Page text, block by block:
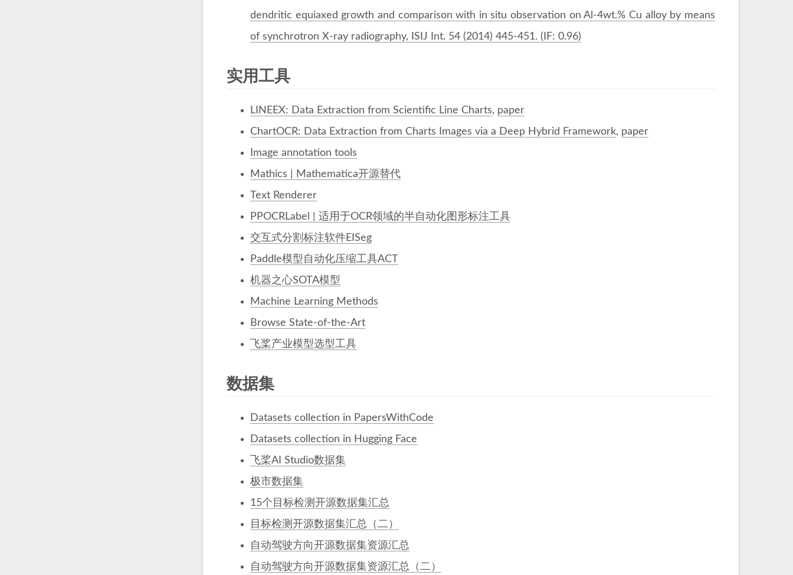
dendritic equiaxed growth and comparison with in situ observation on Al-4wt.% Cu alloy by means
of synchrotron X-ray radiography, ISIJ Int. 54 (2014) 445-451. (IF: 0.96)
实用工具
LINEEX: Data Extraction from Scientific Line Charts, paper
ChartOCR: Data Extraction from Charts Images via a Deep Hybrid Framework, paper
Image annotation tools
Mathics | Mathematica开源替代
Text Renderer
PPOCRLabel | 适用于OCR领域的半自动化图形标注工具
交互式分割标注软件EISeg
Paddle模型自动化压缩工具ACT
机器之心SOTA模型
Machine Learning Methods
Browse State-of-the-Art
飞桨产业模型选型工具
数据集
Datasets collection in PapersWithCode
Datasets collection in Hugging Face
飞桨AI Studio数据集
极市数据集
15个目标检测开源数据集汇总
目标检测开源数据集汇总（二）
自动驾驶方向开源数据集资源汇总
自动驾驶方向开源数据集资源汇总（二）